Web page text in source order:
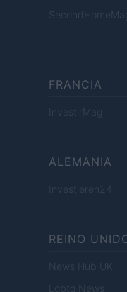
FRANCIA
InvestirMag
ALEMANIA
Investieren24
REINO
News Hub UK
Lgbtq News